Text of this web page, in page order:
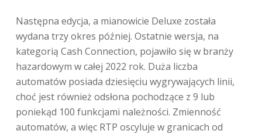
Następna edycja, a mianowicie Deluxe została
wydana trzy okres później. Ostatnie wersja, na
kategorią Cash Connection, pojawiło się w branży
hazardowym w całej 2022 rok. Duża liczba
automatów posiada dziesięciu wygrywających linii,
choć jest również odsłona pochodzące z 9 lub
poniekąd 100 funkcjami należności. Zmienność
automatów, a więc RTP oscyluje w granicach od